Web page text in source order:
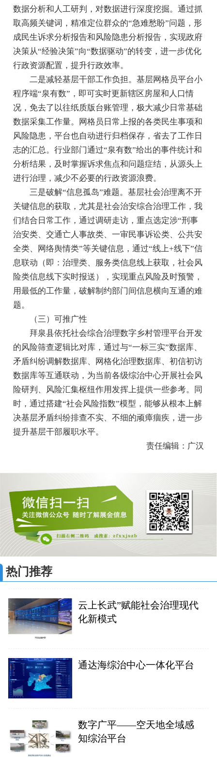
数据分析和人工研判，对数据进行深度挖掘。通过抓
取高频关键词，精准定位群众的“急难愁盼”问题，形
成民生诉求分析报告和风险隐患分析报告，实现政府
决策从“经验决策”向“数据驱动”的转变，进一步优化
行政资源配置，提升行政效率。
二是减轻基层干部工作负担。基层网格员平台小
程序端“泉有数”，即可实时更新辖区房屋和人口情
况，免去了以往纸质版台账管理，极大减少日常基础
数据采集工作量。网格员日常上报的各类民生事项和
风险隐患，平台也自动进行归档保存，省去了工作日
志的汇总。行业部门通过“泉有数”给出的事件统计和
分析结果，及时掌握诉求焦点和问题症结，从源头上
进行治理，减少不必要的行政资源浪费。
三是破解“信息孤岛”难题。基层社会治理离不开
关键信息的获取，尤其是社会治安综合治理工作，我
们结合日常工作，通过调研走访，重点选定涉“刑事
治安类、交通亡人事故类、一审民事诉讼类、公共安
全类、网络舆情类”等关键信息，通过“线上+线下”信
息联动（即：治理类、服务类信息线上获取，社会风
险类信息线下实时报送），实现重点风险及时预警，
用最低的工作量，破解制约部门间信息横向互通的难
题。
（三）可推广性
拜泉县依托社会综合治理数字乡村管理平台开发
的风险筛查逻辑比对库，通过与“一标三实”数据库、
矛盾纠纷调解数据库、网格化治理数据库、初信初访
数据库等互通联动，为当前各级综治中心开展社会风
险研判、风险汇集枢纽作用发挥上提供一些参考。同
时，通过搭建“社会风险指数”模型，能够从根本上解
决基层矛盾纠纷排查不实、不细的顽瘴痼疾，进一步
提升基层干部履职水平。
责任编辑：广汉
热门推荐
云上长武”赋能社会治理现代
化新模式
通达海综治中心一体化平台
数字广平——空天地全域感
知综治平台